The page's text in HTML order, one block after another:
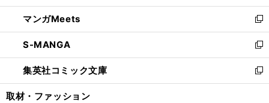
開
く
ウ
で
開
く
ン
ド
ウ
で
開
く
ウ
ィ
ン
ド
ウ
で
開
し
い
ウ
ィ
ン
ド
ウ
マンガMeets
新
し
い
ウ
ィ
ン
S-MANGA
新
し
い
ウ
集英社コミック文庫
新
し
取材・ファッション